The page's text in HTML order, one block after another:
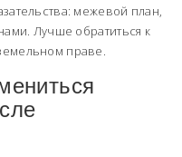
межевой план,
Лучше обратиться к
праве.